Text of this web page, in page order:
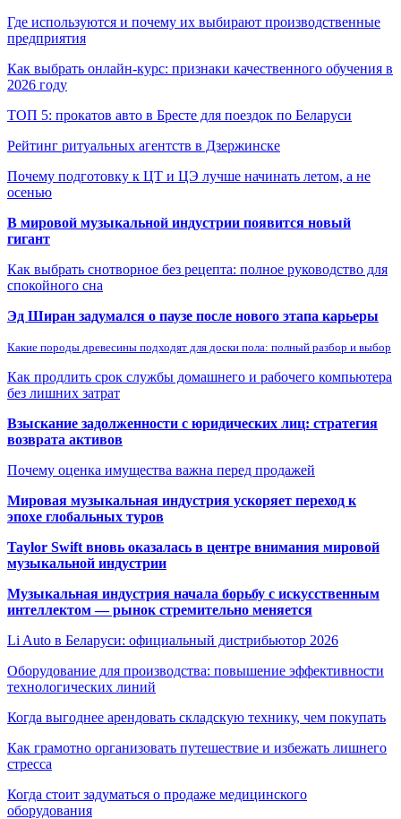
Где используются и почему их выбирают производственные
предприятия
Как выбрать онлайн-курс: признаки качественного обучения в
2026 году
ТОП 5: прокатов авто в Бресте для поездок по Беларуси
Рейтинг ритуальных агентств в Дзержинске
Почему подготовку к ЦТ и ЦЭ лучше начинать летом, а не
осенью
В мировой музыкальной индустрии появится новый
гигант
Как выбрать снотворное без рецепта: полное руководство для
спокойного сна
Эд Ширан задумался о паузе после нового этапа карьеры
Какие породы древесины подходят для доски пола: полный разбор и выбор
Как продлить срок службы домашнего и рабочего компьютера
без лишних затрат
Взыскание задолженности с юридических лиц: стратегия
возврата активов
Почему оценка имущества важна перед продажей
Мировая музыкальная индустрия ускоряет переход к
эпохе глобальных туров
Taylor Swift вновь оказалась в центре внимания мировой
музыкальной индустрии
Музыкальная индустрия начала борьбу с искусственным
интеллектом — рынок стремительно меняется
Li Auto в Беларуси: официальный дистрибьютор 2026
Оборудование для производства: повышение эффективности
технологических линий
Когда выгоднее арендовать складскую технику, чем покупать
Как грамотно организовать путешествие и избежать лишнего
стресса
Когда стоит задуматься о продаже медицинского
оборудования